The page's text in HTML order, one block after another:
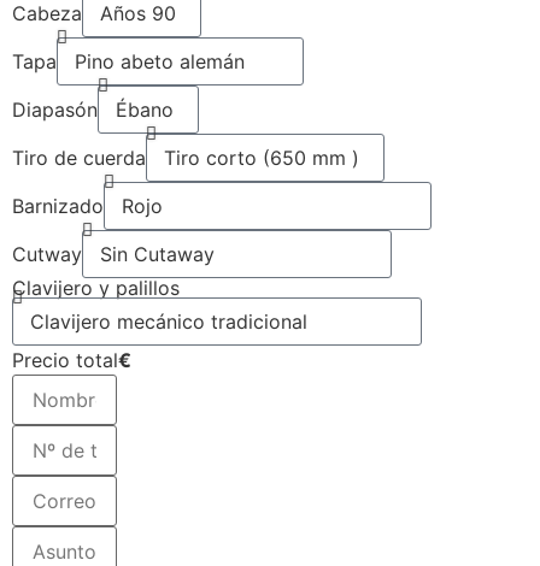
Cabeza
Tapa
Diapasón
Tiro de cuerda
Barnizado
Cutway
Clavijero y palillos
Precio total€